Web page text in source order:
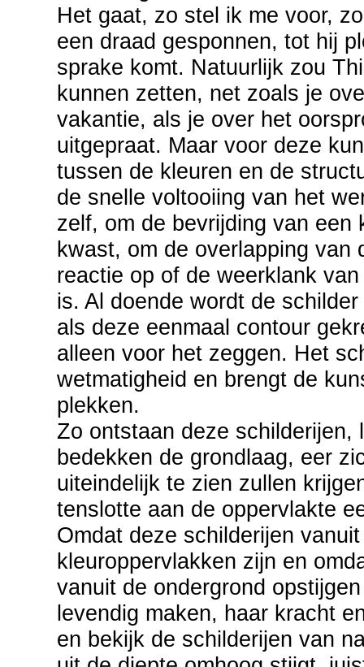
Het gaat, zo stel ik me voor,
een draad gesponnen, tot hij
sprake komt. Natuurlijk zou
kunnen zetten, net zoals je
vakantie, als je over het
uitgepraat. Maar voor deze
tussen de kleuren en de
de snelle voltooiing van het
zelf, om de bevrijding van een
kwast, om de overlapping van
reactie op of de weerklank
is. Al doende wordt de
als deze eenmaal contour
alleen voor het zeggen. Het
wetmatigheid en brengt de
plekken.
Zo ontstaan deze
bedekken de grondlaag, eer
uiteindelijk te zien zullen
tenslotte aan de oppervlakte
Omdat deze schilderijen
kleuroppervlakken zijn en
vanuit de ondergrond
levendig maken, haar kracht
en bekijk de schilderijen van